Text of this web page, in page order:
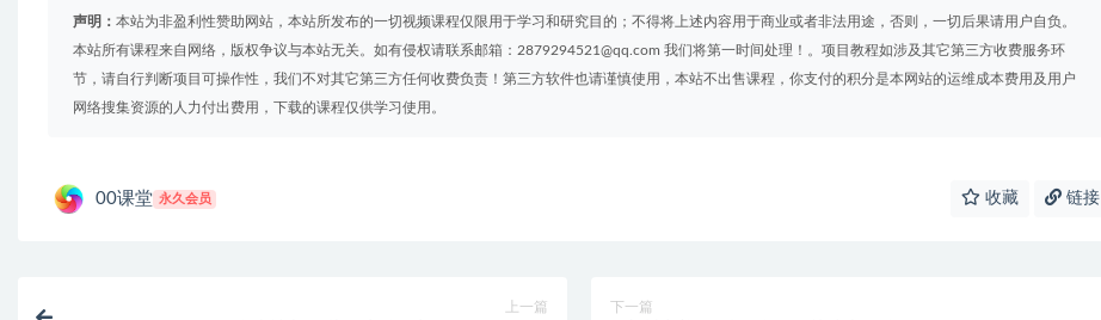
声明： 本站为非盈利性赞助网站，本站所发布的一切视频课程仅限用于学习和研究目的；不得将上述内容用于商业或者非法用途，否则，一切后果请用户自负。
本站所有课程来自网络，版权争议与本站无关。如有侵权请联系邮箱：2879294521@qq.com 我们将第一时间处理！。项目教程如涉及其它第三方收费服务环
节，请自行判断项目可操作性，我们不对其它第三方任何收费负责！第三方软件也请谨慎使用，本站不出售课程，你支付的积分是本网站的运维成本费用及用户
网络搜集资源的人力付出费用，下载的课程仅供学习使用。
00课堂 永久会员 收藏 链接
上一篇 下一篇